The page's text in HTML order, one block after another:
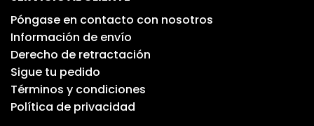
Póngase en contacto con nosotros
Información de envío
Derecho de retractación
Sigue tu pedido
Términos y condiciones
Política de privacidad